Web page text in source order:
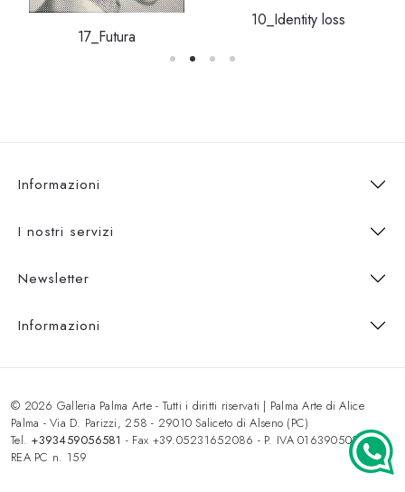
17_Futura
10_Identity loss
Informazioni
I nostri servizi
Newsletter
Informazioni
© 2026 Galleria Palma Arte - Tutti i diritti riservati | Palma Arte di Alice
Palma - Via D. Parizzi, 258 - 29010 Saliceto di Alseno (PC)
Tel. +393459056581 - Fax +39.05231652086 - P. IVA 01639050333 -
REA PC n. 159